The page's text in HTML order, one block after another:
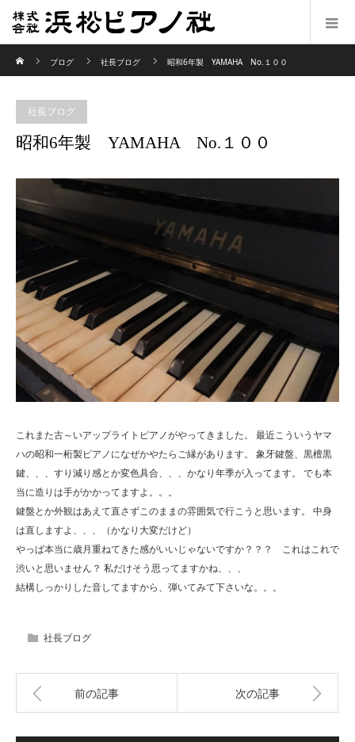
ブログ
社長ブログ 昭和6年製 YAMAHA No.１００
社長ブログ
昭和6年製 YAMAHA No.１００
これまた古～いアップライトピアノがやってきました。 最近こういうヤマ
ハの昭和一桁製ピアノになぜかやたらご縁があります。 象牙鍵盤、黒檀黒
鍵、、、すり減り感とか変色具合、、、かなり年季が入ってます。 でも本
当に造りは手がかかってますよ。。。
鍵盤とか外観はあえて直さずこのままの雰囲気で行こうと思います。 中身
は直しますよ、、、（かなり大変だけど）
やっぱ本当に歳月重ねてきた感がいいじゃないですか？？？ これはこれで
渋いと思いません？ 私だけそう思ってますかね、、、
結構しっかりした音してますから、弾いてみて下さいな。。。
社長ブログ
前の記事 次の記事